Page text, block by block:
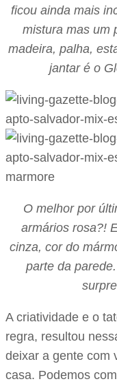
ficou ainda mais
mistura mas um
madeira, palha,
jantar é o
O melhor por
armários rosa?!
cinza, cor do
parte da
A criatividade e o
regra, resultou
deixar a gente com
casa. Podemos